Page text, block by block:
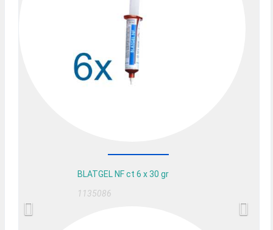
BLATGEL NF ct 6 x 30 gr
1135086